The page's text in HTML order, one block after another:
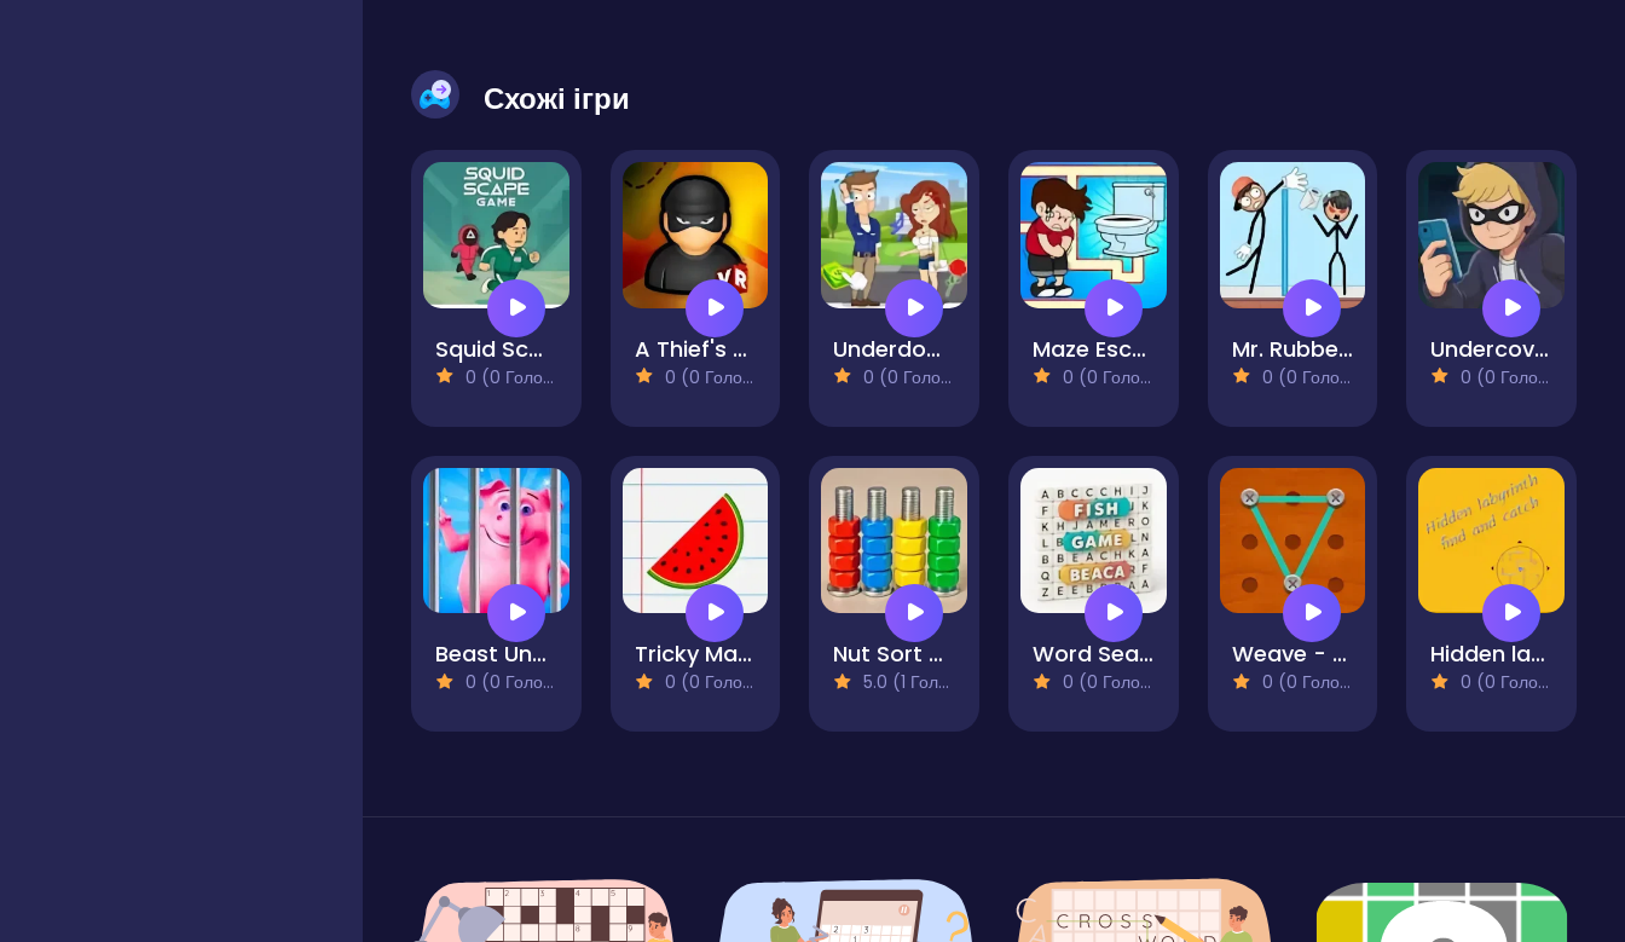
Схожі ігри
Squid Scape
0 (0 Голосів)
A Thief's Journey
0 (0 Голосів)
Underdog's Puzzle Odyssey
0 (0 Голосів)
Maze Escape Toilet Rush
0 (0 Голосів)
Mr. Rubber Hand
0 (0 Голосів)
Undercover Escape
0 (0 Голосів)
Beast Uncaged - Screw Puzzle
0 (0 Голосів)
Tricky Math Quest
0 (0 Голосів)
Nut Sort Color Puzzle Game
5.0 (1 Голосів)
Word Search
0 (0 Голосів)
Weave - Dots Puzzle
0 (0 Голосів)
Hidden labyrinth - find and catch
0 (0 Голосів)